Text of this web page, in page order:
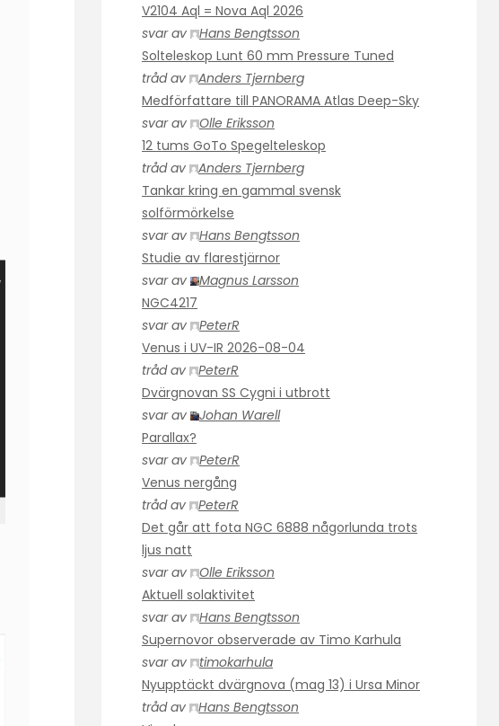
V2104 Aql = Nova Aql 2026
svar av
Hans Bengtsson
Solteleskop Lunt 60 mm Pressure Tuned
tråd av
Anders Tjernberg
Medförfattare till PANORAMA Atlas Deep-Sky
svar av
Olle Eriksson
12 tums GoTo Spegelteleskop
tråd av
Anders Tjernberg
Tankar kring en gammal svensk
solförmörkelse
svar av
Hans Bengtsson
Studie av flarestjärnor
svar av
Magnus Larsson
NGC4217
svar av
PeterR
Venus i UV-IR 2026-08-04
tråd av
PeterR
Dvärgnovan SS Cygni i utbrott
svar av
Johan Warell
Parallax?
svar av
PeterR
Venus nergång
tråd av
PeterR
Det går att fota NGC 6888 någorlunda trots
ljus natt
svar av
Olle Eriksson
Aktuell solaktivitet
svar av
Hans Bengtsson
Supernovor observerade av Timo Karhula
svar av
timokarhula
Nyupptäckt dvärgnova (mag 13) i Ursa Minor
tråd av
Hans Bengtsson